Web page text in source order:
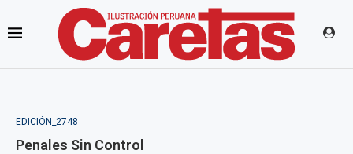
EDICIÓN_2748
Penales Sin Control